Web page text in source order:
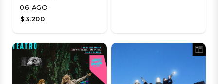
06 AGO
$3.200